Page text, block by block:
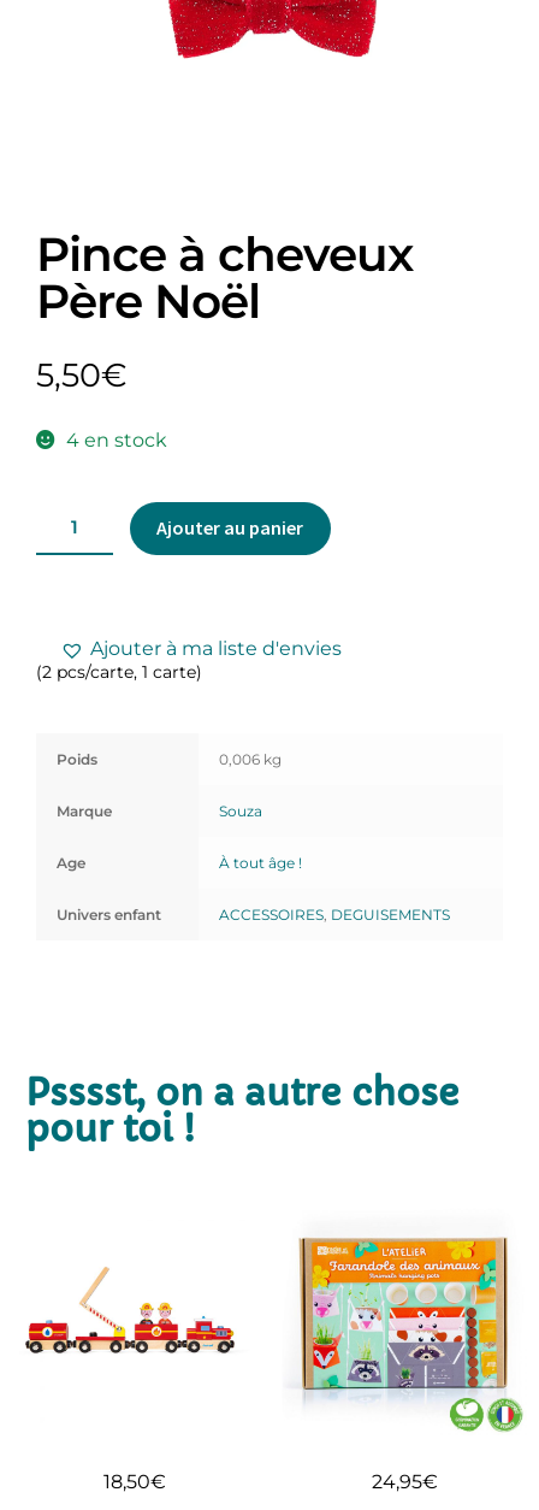
Pince à cheveux
Père Noël
5,50€
4 en stock
Ajouter au panier
Ajouter à ma liste d'envies
(2 pcs/carte, 1 carte)
Poids 0,006 kg
Marque Souza
Age À tout âge !
Univers enfant ACCESSOIRES, DEGUISEMENTS
Psssst, on a autre chose
pour toi !
18,50€ 24,95€